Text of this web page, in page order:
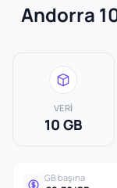
Andorra
VERI
10 GB
GB başına